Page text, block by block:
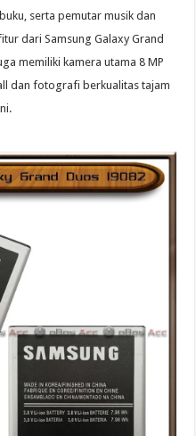
serta pemutar musik dan
dari Samsung Galaxy Grand
memiliki kamera utama 8 MP
dan fotografi berkualitas tajam